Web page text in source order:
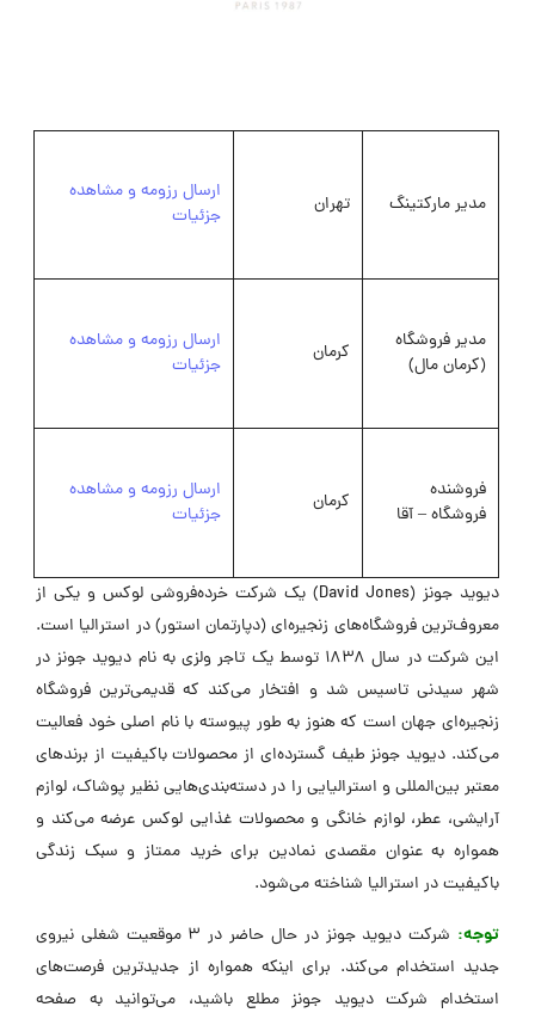
مدیر مارکتینگ تهران
ارسال رزومه و مشاهده
جزئیات
مدیر فروشگاه
(کرمان مال)
کرمان
ارسال رزومه و مشاهده
جزئیات
فروشنده
فروشگاه – آقا
کرمان
ارسال رزومه و مشاهده
جزئیات
دیوید جونز (David Jones) یک شرکت خرده‌فروشی لوکس و یکی از
معروف‌ترین فروشگاه‌های زنجیره‌ای (دپارتمان استور) در استرالیا است.
این شرکت در سال ۱۸۳۸ توسط یک تاجر ولزی به نام دیوید جونز در
شهر سیدنی تاسیس شد و افتخار می‌کند که قدیمی‌ترین فروشگاه
زنجیره‌ای جهان است که هنوز به طور پیوسته با نام اصلی خود فعالیت
می‌کند. دیوید جونز طیف گسترده‌ای از محصولات باکیفیت از برندهای
معتبر بین‌المللی و استرالیایی را در دسته‌بندی‌هایی نظیر پوشاک، لوازم
آرایشی، عطر، لوازم خانگی و محصولات غذایی لوکس عرضه می‌کند و
همواره به عنوان مقصدی نمادین برای خرید ممتاز و سبک زندگی
باکیفیت در استرالیا شناخته می‌شود.
توجه:
شرکت دیوید جونز در حال حاضر در 3 موقعیت شغلی نیروی
جدید استخدام می‌کند. برای اینکه همواره از جدیدترین فرصت‌های
استخدام شرکت دیوید جونز مطلع باشید، می‌توانید به صفحه